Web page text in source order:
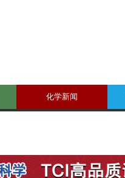
化学新闻